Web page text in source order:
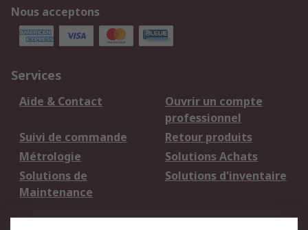
Nous acceptons
Services
Aide & Contact
Ouvrir un compte
professionnel
Suivi de commande
Retour produits
Métrologie
Solutions Achats
Solutions de
Maintenance
Solutions d'inventaire